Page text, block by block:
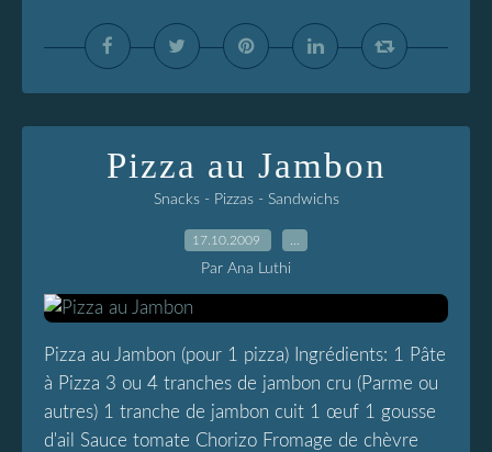
Pizza au Jambon
Snacks - Pizzas - Sandwichs
17.10.2009
Par Ana Luthi
Pizza au Jambon (pour 1 pizza) Ingrédients: 1 Pâte
à Pizza 3 ou 4 tranches de jambon cru (Parme ou
autres) 1 tranche de jambon cuit 1 œuf 1 gousse
d'ail Sauce tomate Chorizo Fromage de chèvre